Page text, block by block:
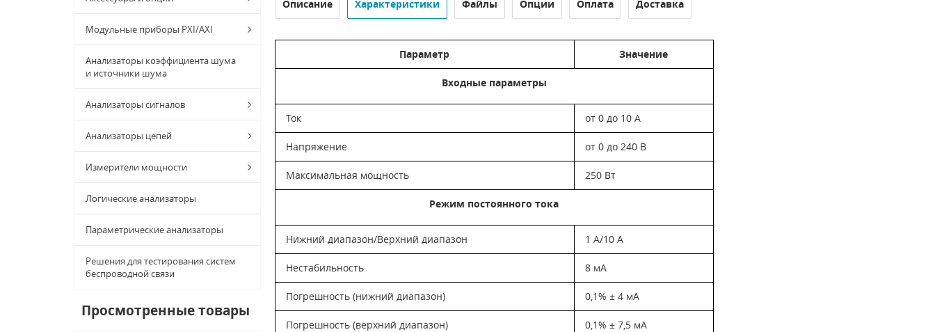
Модульные приборы PXI/AXI
Анализаторы коэффициента шума
и источники шума
Анализаторы сигналов
Анализаторы цепей
Измерители мощности
Логические анализаторы
Параметрические анализаторы
Решения для тестирования систем
беспроводной связи
Просмотренные товары
Описание Характеристики Файлы Опции Оплата Доставка
Параметр Значение
Входные параметры
Ток от 0 до 10 А
Напряжение от 0 до 240 В
Максимальная мощность 250 Вт
Режим постоянного тока
Нижний диапазон/Верхний диапазон 1 А/10 А
Нестабильность 8 мА
Погрешность (нижний диапазон) 0,1% ± 4 мА
Погрешность (верхний диапазон) 0,1% ± 7,5 мА